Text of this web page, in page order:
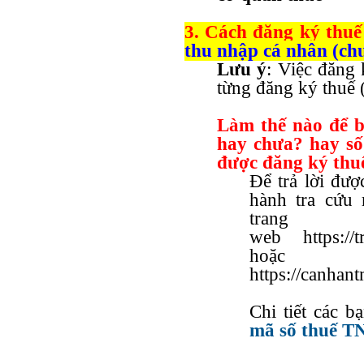
3. Cách đăng ký
thu nhập cá nhân
Lưu ý: Việc đăng
từng đăng ký thuế
Làm thế nào để
hay chưa? hay
được đăng ký
Để trả lời
hành tra cứu
trang
web https://
https://
Chi tiết các
mã số thuế